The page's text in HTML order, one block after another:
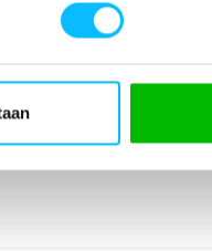
65% polyester/
Polyester Katoen
Amerikaanse
1-5 werkdagen